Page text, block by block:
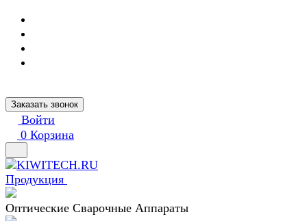
Заказать звонок
Войти
0 Корзина
Продукция
Оптические Сварочные Аппараты